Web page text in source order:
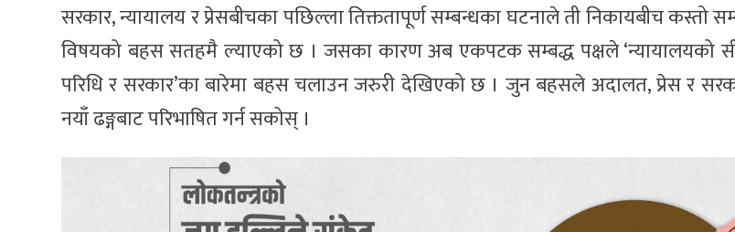
सरकार, न्यायालय र प्रेसबीचका पछिल्ला तिक्ततापूर्ण सम्बन्धका घटनाले ती निकायबीच कस्तो
विषयको बहस सतहमै ल्याएको छ । जसका कारण अब एकपटक सम्बद्ध पक्षले ‘न्यायालयको
परिधि र सरकार’का बारेमा बहस चलाउन जरुरी देखिएको छ । जुन बहसले अदालत, प्रेस र
नयाँ ढङ्गबाट परिभाषित गर्न सकोस् ।